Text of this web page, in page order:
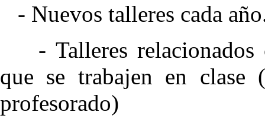
- Nuevos talleres cada
- Talleres relacionados
que se trabajen en clase
profesorado)